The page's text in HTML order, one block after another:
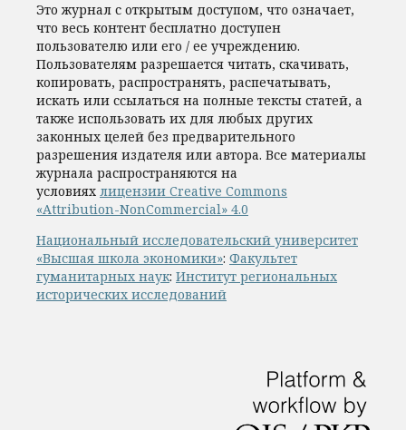
Это журнал с открытым доступом, что означает,
что весь контент бесплатно доступен
пользователю или его / ее учреждению.
Пользователям разрешается читать, скачивать,
копировать, распространять, распечатывать,
искать или ссылаться на полные тексты статей, а
также использовать их для любых других
законных целей без предварительного
разрешения издателя или автора. Все материалы
журнала распространяются на
условиях лицензии Creative Commons
«Attribution-NonCommercial» 4.0
Национальный исследовательский университет
«Высшая школа экономики»: Факультет
гуманитарных наук: Институт региональных
исторических исследований